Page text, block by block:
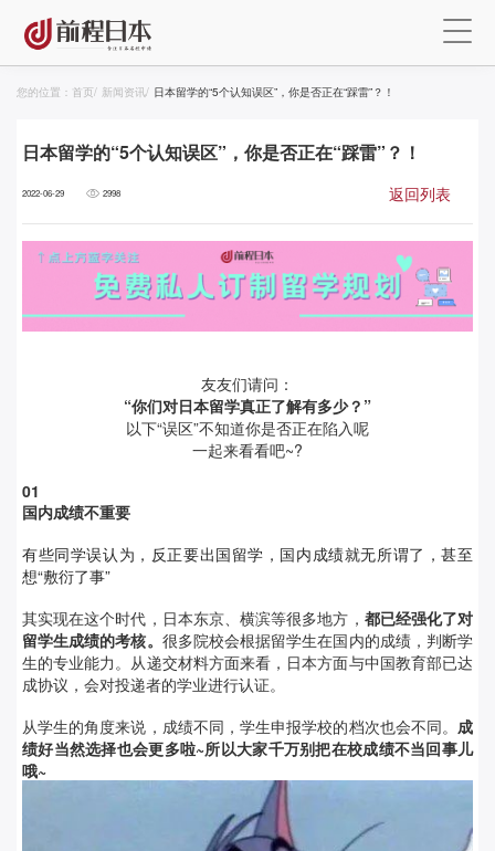
您的位置： 首页/ 新闻资讯/ 日本留学的“5个认知误区”，你是否正在“踩雷”？！
日本留学的“5个认知误区”，你是否正在“踩雷”？！
2022-06-29 2998 返回列表
友友们请问：
“你们对日本留学真正了解有多少？”
以下“误区”不知道你是否正在陷入呢
一起来看看吧~?
01
国内成绩不重要
有些同学误认为，反正要出国留学，国内成绩就无所谓了，甚至
想“敷衍了事”
其实现在这个时代，日本东京、横滨等很多地方， 都已经强化了对
留学生成绩的考核。 很多院校会根据留学生在国内的成绩，判断学
生的专业能力。从递交材料方面来看，日本方面与中国教育部已达
成协议，会对投递者的学业进行认证。
从学生的角度来说，成绩不同，学生申报学校的档次也会不同。 成
绩好当然选择也会更多啦~所以大家千万别把在校成绩不当回事儿
哦~